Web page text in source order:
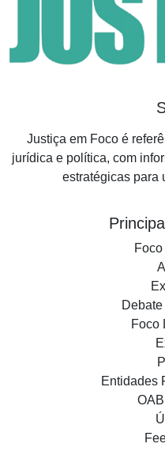
Justiça em Foco é
jurídica e política, com
estratégicas para
Foco
Entidades